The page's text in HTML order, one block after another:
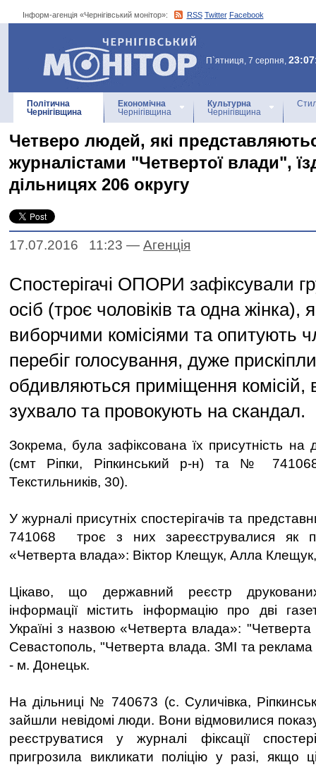
Інформ-агенція «Чернігівський монітор»: RSS Twitter Facebook
Інформ-агенція
«Чернігівський монітор»
П`ятниця, 7 серпня,
Політична
Чернігівщина
Економічна
Чернігівщина
Культурна
Чернігівщина
Четверо людей, які
журналістами "Четвертої влади",
дільницях 206 округу
17.07.2016 11:23 — Агенцiя
Спостерігачі ОПОРИ зафіксували
осіб (троє чоловіків та одна жінка),
виборчими комісіями та опитують
перебіг голосування, дуже
обдивляються приміщення комісій,
зухвало та провокують на скандал.
Зокрема, була зафіксована їх присутність
(смт Ріпки, Ріпкинський р-н) та №
Текстильників, 30).
У журналі присутніх спостерігачів та
741068 троє з них зареєструвалися як
«Четверта влада»: Віктор Клещук, Алла
Цікаво, що державний реєстр
інформації містить інформацію про дві
Україні з назвою «Четверта влада»:
Севастополь, "Четверта влада. ЗМІ та реклама
- м. Донецьк.
На дільниці № 740673 (с. Суличівка,
зайшли невідомі люди. Вони відмовилися
реєструватися у журналі фіксації
пригрозила викликати поліцію у разі, якщо